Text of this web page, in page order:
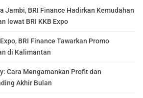
Jambi, BRI Finance Hadirkan Kemudahan
lewat BRI KKB Expo
BRI Finance Tawarkan Promo
di Kalimantan
Cara Mengamankan Profit dan
Akhir Bulan